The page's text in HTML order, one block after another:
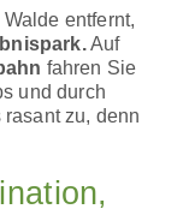
entfernt,
Auf
fahren Sie
und durch
zu, denn